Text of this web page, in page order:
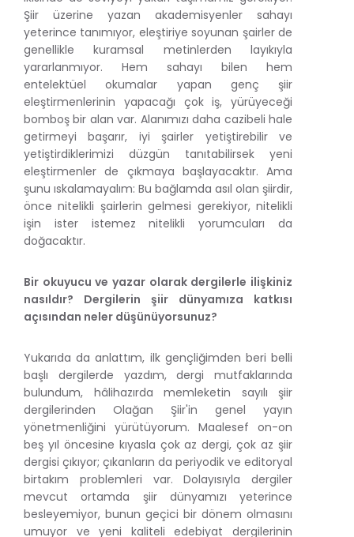
Şiir üzerine yazan akademisyenler sahayı
yeterince tanımıyor, eleştiriye soyunan şairler de
genellikle kuramsal metinlerden layıkıyla
yararlanmıyor. Hem sahayı bilen hem
entelektüel okumalar yapan genç şiir
eleştirmenlerinin yapacağı çok iş, yürüyeceği
bomboş bir alan var. Alanımızı daha cazibeli hale
getirmeyi başarır, iyi şairler yetiştirebilir ve
yetiştirdiklerimizi düzgün tanıtabilirsek yeni
eleştirmenler de çıkmaya başlayacaktır. Ama
şunu ıskalamayalım: Bu bağlamda asıl olan şiirdir,
önce nitelikli şairlerin gelmesi gerekiyor, nitelikli
işin ister istemez nitelikli yorumcuları da
doğacaktır.
Bir okuyucu ve yazar olarak dergilerle ilişkiniz
nasıldır? Dergilerin şiir dünyamıza katkısı
açısından neler düşünüyorsunuz?
Yukarıda da anlattım, ilk gençliğimden beri belli
başlı dergilerde yazdım, dergi mutfaklarında
bulundum, hâlihazırda memleketin sayılı şiir
dergilerinden Olağan Şiir'in genel yayın
yönetmenliğini yürütüyorum. Maalesef on-on
beş yıl öncesine kıyasla çok az dergi, çok az şiir
dergisi çıkıyor; çıkanların da periyodik ve editoryal
birtakım problemleri var. Dolayısıyla dergiler
mevcut ortamda şiir dünyamızı yeterince
besleyemiyor, bunun geçici bir dönem olmasını
umuyor ve yeni kaliteli edebiyat dergilerinin